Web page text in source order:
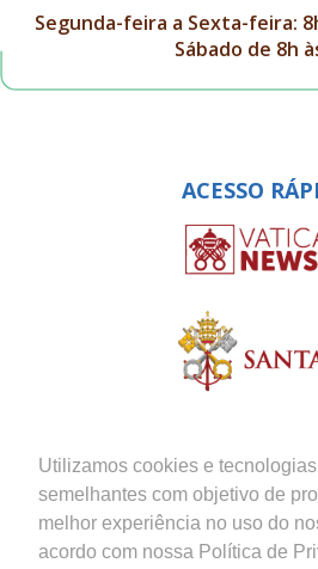
Utilizamos cookies e tecnologias
semelhantes com objetivo de
melhor experiência no uso do
acordo com nossa Política de
Segunda-feira a Sexta-feira:
Sábado de 8h
ACESSO